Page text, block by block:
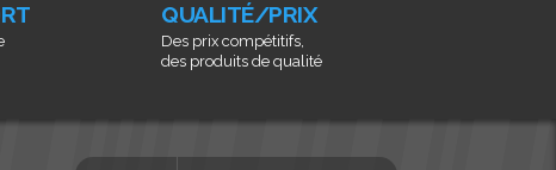
QUALITÉ/PRIX
Des prix compétitifs,
des produits de qualité